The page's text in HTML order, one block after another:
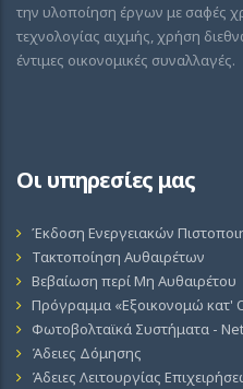
την υλοποίηση έργων με σαφές
τεχνολογίας αιχμής, χρήση
έντιμες οικονομικές συναλλαγές.
Οι υπηρεσίες μας
Έκδοση Ενεργειακών
Τακτοποίηση Αυθαιρέτων
Βεβαίωση περί Μη Αυθαιρέτου
Πρόγραμμα «Εξοικονομώ κατ'
Φωτοβολταϊκά Συστήματα -
Άδειες Δόμησης
Άδειες Λειτουργίας